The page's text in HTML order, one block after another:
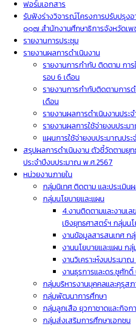
ฟอร์มเอกสาร
รับฟังร่างวิจารณ์โครงการปรับปรุง
๐๑๗ สำนักงานศึกษาธิการจังหวัดเพ
รายงานการประชุม
รายงานผลการดำเนินงาน
รายงานการกำกับ ติดตาม กา
รอบ 6 เดือน
รายงานการกำกับติดตามการด
เดือน
รายงานผลการดำเนินงานประจ
รายงานผลการใช้จ่ายงบประม
แผนการใช้จ่ายงบประมาณประ
สรุปผลการดำเนินงาน ตัวชี้วัดตามยุ
ประจำปีงบประมาณ พ.ศ.2567
หน่วยงานภายใน
กลุ่มนิเทศ ติดตาม และประเมิน
กลุ่มนโยบายและแผน
4.งานติดตามและงานเ
เชิงยุทธศาสตร์ฯ กลุ่มน
งานข้อมูลสารสนเทศ ก
งานนโยบายและแผน ก
งานวิเคราะห์งบประมา
งานธุรการและดร.ชูศักดิ์
กลุ่มบริหารงานบุคคลและคุรุสภ
กลุ่มพัฒนาการศึกษา
กลุ่มลูกเสือ ยุวกาชาดและกิจก
กลุ่มส่งเสริมการศึกษาเอกชน